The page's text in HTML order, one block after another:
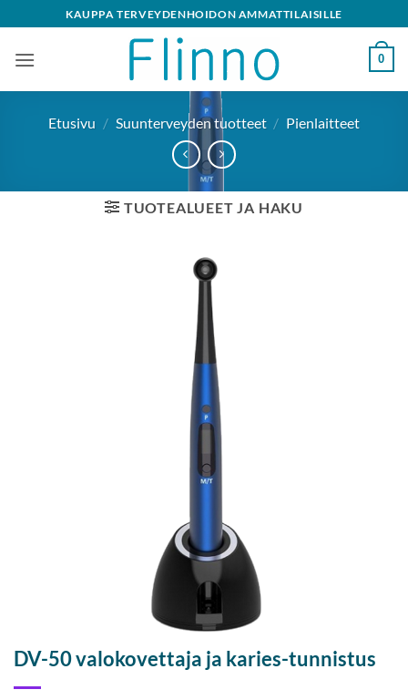
to
content
KAUPPA TERVEYDENHOIDON AMMATTILAISILLE
0
Etusivu / Suunterveyden tuotteet / Pienlaitteet
TUOTEALUEET JA HAKU
DV-50 valokovettaja ja karies-tunnistus